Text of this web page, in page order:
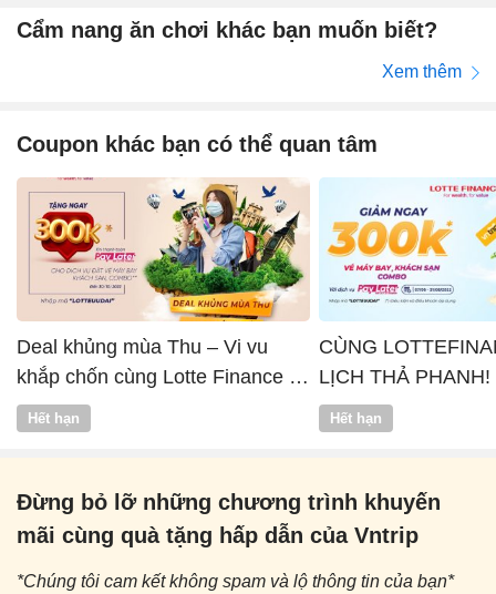
Cẩm nang ăn chơi khác bạn muốn biết?
Xem thêm
Coupon khác bạn có thể quan tâm
Deal khủng mùa Thu – Vi vu
khắp chốn cùng Lotte Finance x
Vntrip
Hết hạn
CÙNG
LỊCH THẢ PHANH!
Hết hạn
Đừng bỏ lỡ những chương trình khuyến
mãi cùng quà tặng hấp dẫn của Vntrip
*Chúng tôi cam kết không spam và lộ thông tin của bạn*